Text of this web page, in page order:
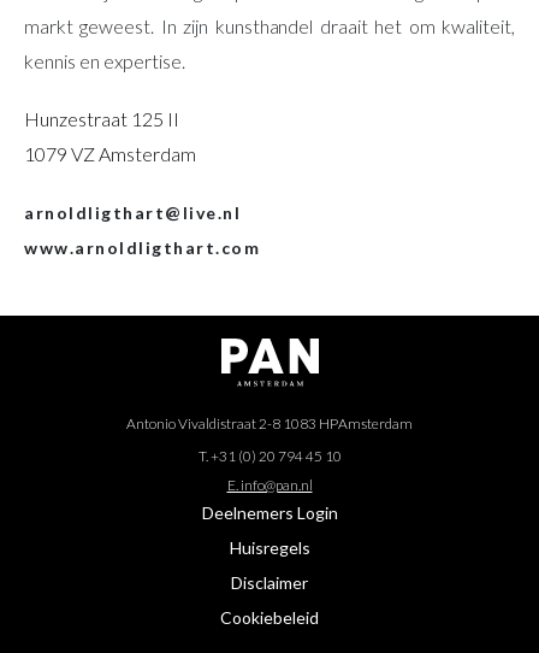
markt geweest. In zijn kunsthandel draait het om kwaliteit,
kennis en expertise.
Hunzestraat 125 II
1079 VZ Amsterdam
arnoldligthart@live.nl
www.arnoldligthart.com
Antonio Vivaldistraat 2-8 1083 HPAmsterdam
T. +31 (0) 20 794 45 10
E. info@pan.nl
Deelnemers Login
Huisregels
Disclaimer
Cookiebeleid